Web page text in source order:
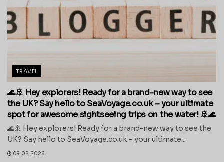
TRAVEL
🌊🚢 Hey explorers! Ready for a brand-new way to see
the UK? Say hello to SeaVoyage.co.uk – your ultimate
spot for awesome sightseeing trips on the water! 🚢🌊
🌊🚢 Hey explorers! Ready for a brand-new way to see the
UK? Say hello to SeaVoyage.co.uk – your ultimate...
09.02.2026